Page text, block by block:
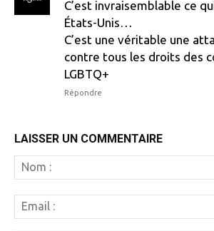
C’est invraisemblable ce
États-Unis…
C’est une véritable une
contre tous les droits des
LGBTQ+
Répondre
LAISSER UN COMMENTAIRE